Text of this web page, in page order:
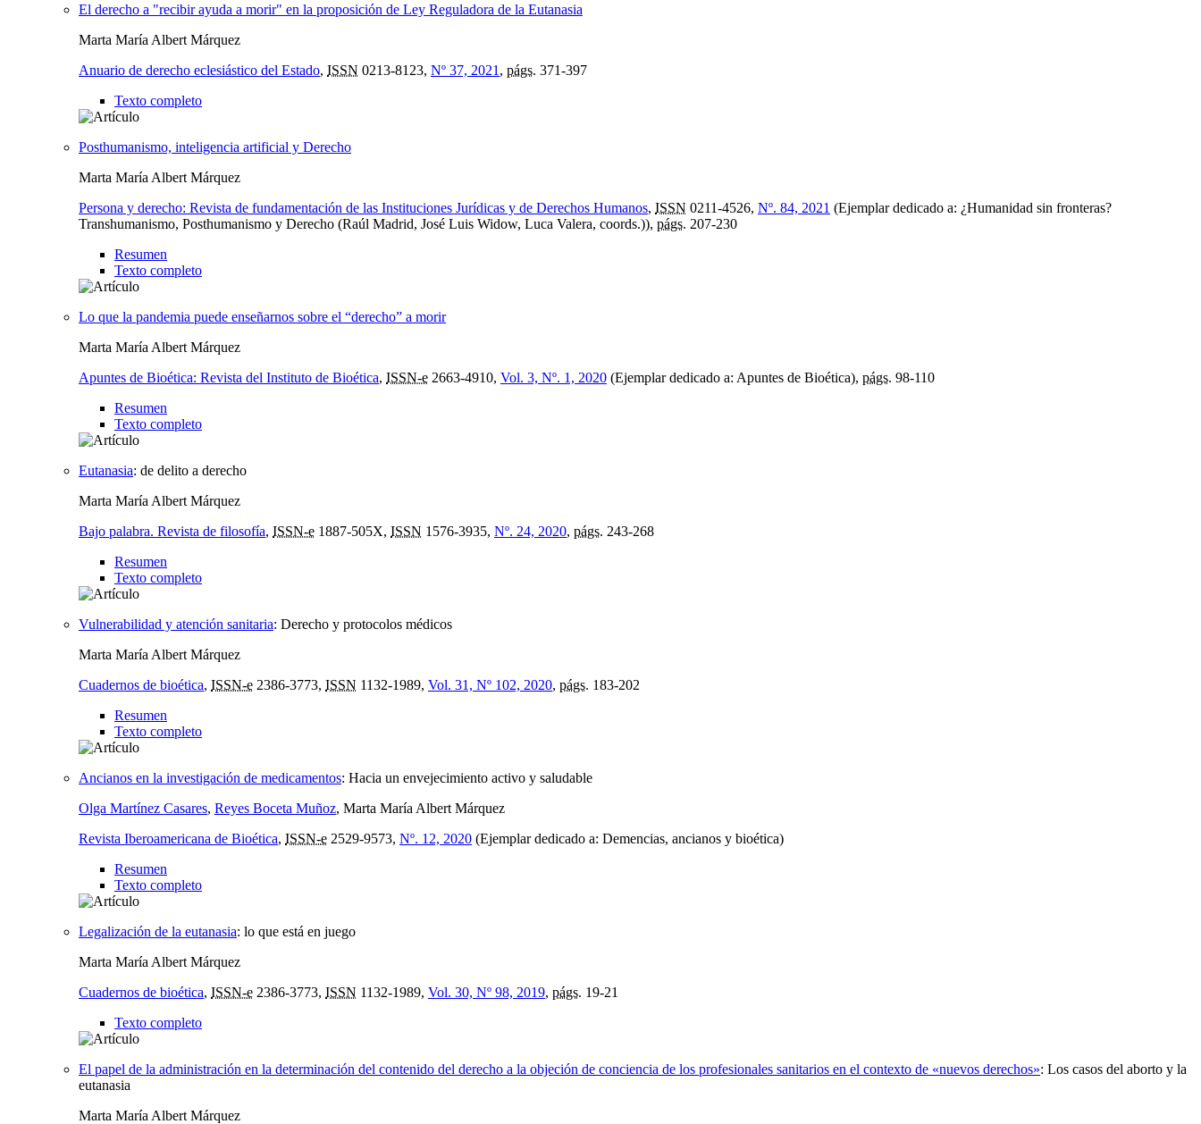
El derecho a "recibir ayuda a morir" en la proposición de Ley Reguladora de la Eutanasia
Marta María Albert Márquez
Anuario de derecho eclesiástico del Estado, ISSN 0213-8123, Nº 37, 2021 , págs. 371-397
Texto completo
Posthumanismo, inteligencia artificial y Derecho
Marta María Albert Márquez
Persona y derecho: Revista de fundamentación de las Instituciones Jurídicas y de Derechos Humanos, ISSN 0211-4526, Nº. 84, 2021 (Ejemplar dedicado a: ¿Humanidad sin fronteras?
Transhumanismo, Posthumanismo y Derecho (Raúl Madrid, José Luis Widow, Luca Valera, coords.)), págs. 207-230
Resumen
Texto completo
Lo que la pandemia puede enseñarnos sobre el “derecho” a morir
Marta María Albert Márquez
Apuntes de Bioética: Revista del Instituto de Bioética, ISSN-e 2663-4910, Vol. 3, Nº. 1, 2020 (Ejemplar dedicado a: Apuntes de Bioética), págs. 98-110
Resumen
Texto completo
Eutanasia: de delito a derecho
Marta María Albert Márquez
Bajo palabra. Revista de filosofía, ISSN-e 1887-505X, ISSN 1576-3935, Nº. 24, 2020, págs. 243-268
Resumen
Texto completo
Vulnerabilidad y atención sanitaria: Derecho y protocolos médicos
Marta María Albert Márquez
Cuadernos de bioética, ISSN-e 2386-3773, ISSN 1132-1989, Vol. 31, Nº 102, 2020, págs. 183-202
Resumen
Texto completo
Ancianos en la investigación de medicamentos: Hacia un envejecimiento activo y saludable
Olga Martínez Casares, Reyes Boceta Muñoz, Marta María Albert Márquez
Revista Iberoamericana de Bioética, ISSN-e 2529-9573, Nº. 12, 2020 (Ejemplar dedicado a: Demencias, ancianos y bioética)
Resumen
Texto completo
Legalización de la eutanasia: lo que está en juego
Marta María Albert Márquez
Cuadernos de bioética, ISSN-e 2386-3773, ISSN 1132-1989, Vol. 30, Nº 98, 2019, págs. 19-21
Texto completo
El papel de la administración en la determinación del contenido del derecho a la objeción de conciencia de los profesionales sanitarios en el contexto de «nuevos derechos»: Los casos del aborto y la
eutanasia
Marta María Albert Márquez